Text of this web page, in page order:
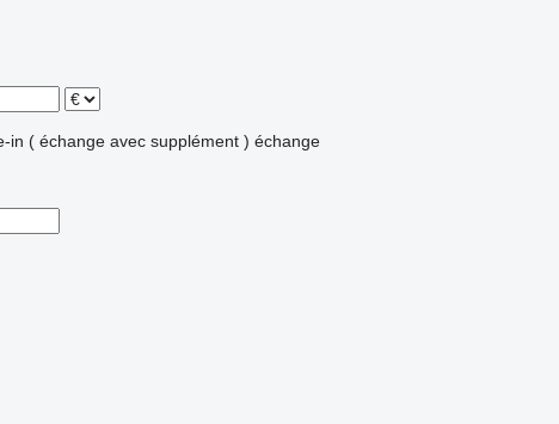
in ( échange avec supplément ) échange